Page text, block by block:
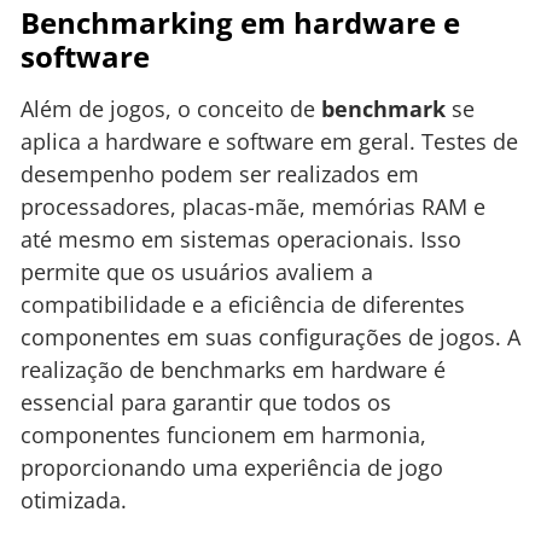
Benchmarking em hardware e
software
Além de jogos, o conceito de benchmark se
aplica a hardware e software em geral. Testes de
desempenho podem ser realizados em
processadores, placas-mãe, memórias RAM e
até mesmo em sistemas operacionais. Isso
permite que os usuários avaliem a
compatibilidade e a eficiência de diferentes
componentes em suas configurações de jogos. A
realização de benchmarks em hardware é
essencial para garantir que todos os
componentes funcionem em harmonia,
proporcionando uma experiência de jogo
otimizada.